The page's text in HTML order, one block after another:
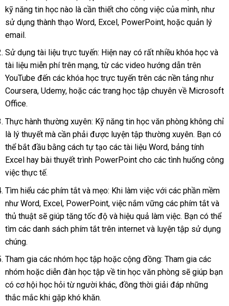
kỹ năng tin học nào là cần thiết cho công việc của mình, như
sử dụng thành thạo Word, Excel, PowerPoint, hoặc quản lý
email.
Sử dụng tài liệu trực tuyến: Hiện nay có rất nhiều khóa học và
tài liệu miễn phí trên mạng, từ các video hướng dẫn trên
YouTube đến các khóa học trực tuyến trên các nền tảng như
Coursera, Udemy, hoặc các trang học tập chuyên về Microsoft
Office.
Thực hành thường xuyên: Kỹ năng tin học văn phòng không chỉ
là lý thuyết mà cần phải được luyện tập thường xuyên. Bạn có
thể bắt đầu bằng cách tự tạo các tài liệu Word, bảng tính
Excel hay bài thuyết trình PowerPoint cho các tình huống công
việc thực tế.
Tìm hiểu các phím tắt và mẹo: Khi làm việc với các phần mềm
như Word, Excel, PowerPoint, việc nắm vững các phím tắt và
thủ thuật sẽ giúp tăng tốc độ và hiệu quả làm việc. Bạn có thể
tìm các danh sách phím tắt trên internet và luyện tập sử dụng
chúng.
Tham gia các nhóm học tập hoặc cộng đồng: Tham gia các
nhóm hoặc diễn đàn học tập về tin học văn phòng sẽ giúp bạn
có cơ hội học hỏi từ người khác, đồng thời giải đáp những
thắc mắc khi gặp khó khăn.